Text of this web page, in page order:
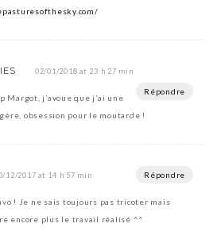
02/01/2018 at 23 h 27 min
Répondre
Margot, j’avoue que j’ai une
obsession pour le moutarde !
12/2017 at 14 h 57 min Répondre
! Je ne sais toujours pas tricoter mais
encore plus le travail réalisé ^^